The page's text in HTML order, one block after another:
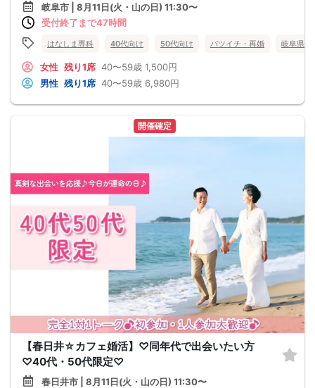
岐阜市 | 8月11日(火・山の日) 11:30〜
受付終了まで47時間
はなしま専科 40代向け 50代向け バツイチ・再婚 岐阜県
女性 残り1席 40〜59歳 1,500円
男性 残り1席 40〜59歳 6,980円
開催確定
【春日井☆カフェ婚活】♡同年代で出会いたい方
♡40代・50代限定♡
春日井市 | 8月11日(火・山の日) 11:30〜